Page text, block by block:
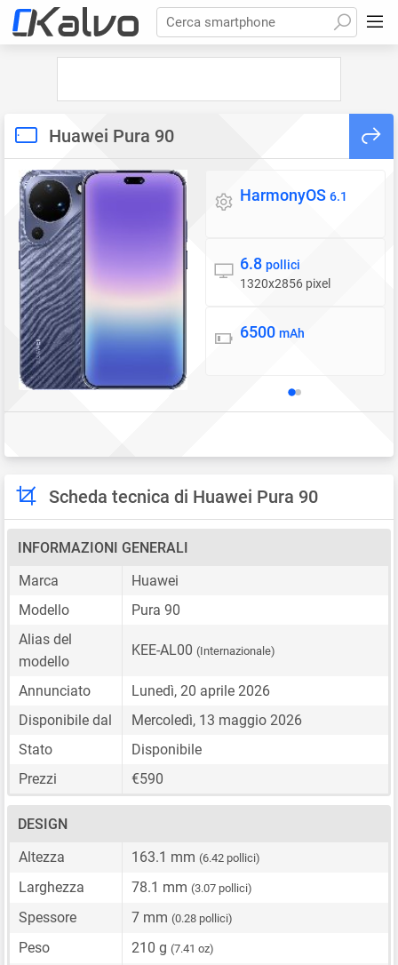
Cerca smartphone
Huawei Pura 90
Sistema operativo
HarmonyOS 6.1
Display
6.8 pollici
1320x2856 pixel
Batteria
6500 mAh
Scheda tecnica di Huawei Pura 90
INFORMAZIONI GENERALI
Marca
Huawei
Modello
Pura 90
Alias del
modello
KEE-AL00 (Internazionale)
Annunciato
Lunedì, 20 aprile 2026
Disponibile dal
Mercoledì, 13 maggio 2026
Stato
Disponibile
Prezzi
€590
DESIGN
Altezza
163.1 mm (6.42 pollici)
Larghezza 78.1 mm (3.07 pollici)
Spessore 7 mm (0.28 pollici)
Peso 210 g (7.41 oz)